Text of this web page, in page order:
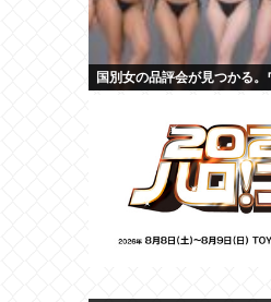
国別女の品評会が見つかる